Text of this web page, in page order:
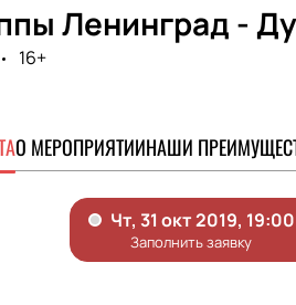
Ленинград -
16+
О МЕРОПРИЯТИИНАШИ